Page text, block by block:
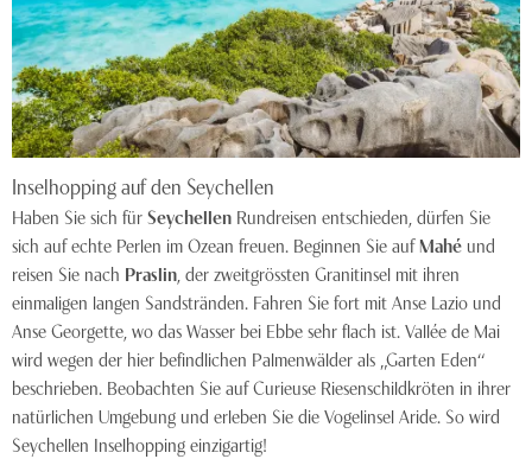
Inselhopping auf den Seychellen
Haben Sie sich fürSeychellen Rundreisen entschieden, dürfen Sie
sich auf echte Perlen im Ozean freuen. Beginnen Sie aufMahé und
reisen Sie nach Praslin , der zweitgrössten Granitinsel mit ihren
einmaligen langen Sandstränden. Fahren Sie fort mit Anse Lazio und
Anse Georgette, wo das Wasser bei Ebbe sehr flach ist. Vallée de Mai
wird wegen der hier befindlichen Palmenwälder als „Garten Eden“
beschrieben. Beobachten Sie auf Curieuse Riesenschildkröten in ihrer
natürlichen Umgebung und erleben Sie die Vogelinsel Aride. So wird
Seychellen Inselhopping einzigartig!